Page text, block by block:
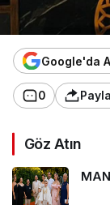
Google'da
0
Göz Atın